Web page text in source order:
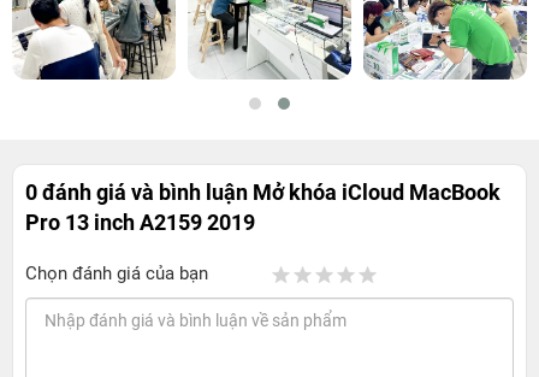
0 đánh giá và bình luận Mở khóa iCloud MacBook
Pro 13 inch A2159 2019
Chọn đánh giá của bạn